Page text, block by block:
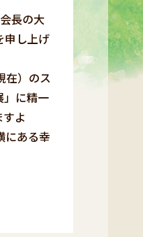
長の大
申し上げ
在）のス
」に精一
よ
にある幸